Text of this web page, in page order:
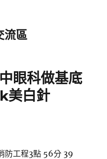
流區
眼科做基底
美白針
防工程3點 56分 39